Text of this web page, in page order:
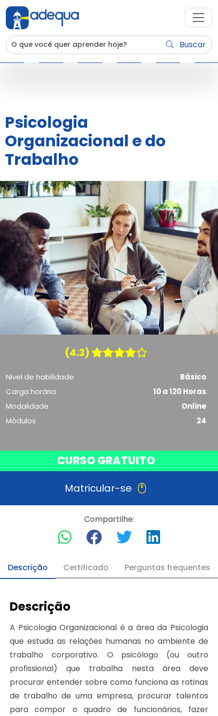
Buscar
Psicologia
Organizacional e do
Trabalho
(4.3)
Nivel de habilidade
Básico
Carga horária
10 a 120 Horas
Modalidade
Online
Módulos
24
CURSO GRATUITO
Matricular-se
Compartilhe:
Descrição Certificado Perguntas frequentes
Descrição
A Psicologia Organizacional é a área da Psicologia
que estuda as relações humanas no ambiente de
trabalho corporativo. O psicólogo (ou outro
profissional) que trabalha nesta área deve
procurar entender sobre como funciona as rotinas
de trabalho de uma empresa, procurar talentos
para compor o quadro de funcionários, fazer